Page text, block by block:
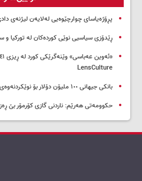
پڕۆژەیاسای چوارچێوەیی لەلایەن لیژنەی
ڕێدۆزی سیاسیی نوێی کوردەکان لە تورکیا و
LensCulture
بانکی جیهانی ١٠٠ ملیۆن دۆلار بۆ نوێکردنەوەی سیستەمی پارەی سووریا تەرخان دەکات
حکوومەتی هەرێم: ناردنی گازی کۆرمۆر بێ